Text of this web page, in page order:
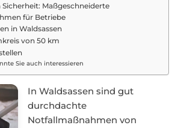
Sicherheit: Maßgeschneiderte
für Betriebe
in Waldsassen
von 50 km
Sie auch interessieren
In Waldsassen sind gut
durchdachte
Notfallmaßnahmen von